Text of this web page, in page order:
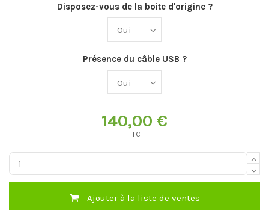
Disposez-vous de la boite d'origine ?
Présence du câble USB ?
140,00 €
TTC
Ajouter à la liste de ventes